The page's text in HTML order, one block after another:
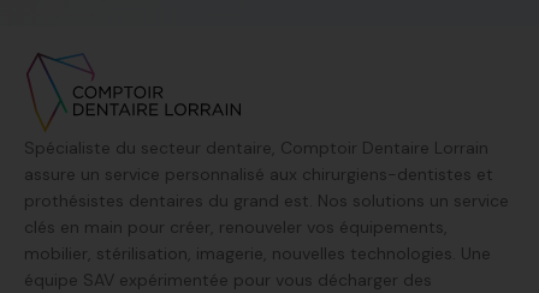
Spécialiste du secteur dentaire, Comptoir Dentaire Lorrain
assure un service personnalisé aux chirurgiens-dentistes et
prothésistes dentaires du grand est. Nos solutions un service
clés en main pour créer, renouveler vos équipements,
mobilier, stérilisation, imagerie, nouvelles technologies. Une
équipe SAV expérimentée pour vous décharger des